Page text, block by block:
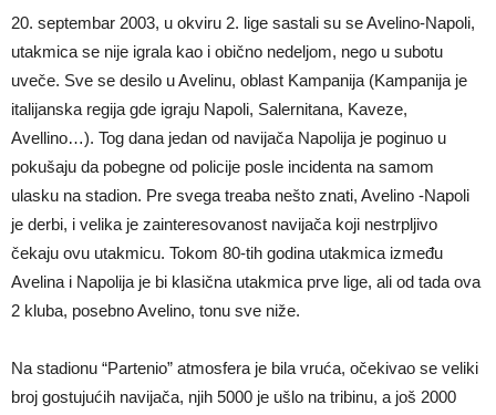
20. septembar 2003, u okviru 2. lige sastali su se Avelino-Napoli,
utakmica se nije igrala kao i obično nedeljom, nego u subotu
uveče. Sve se desilo u Avelinu, oblast Kampanija (Kampanija je
italijanska regija gde igraju Napoli, Salernitana, Kaveze,
Avellino…). Tog dana jedan od navijača Napolija je poginuo u
pokušaju da pobegne od policije posle incidenta na samom
ulasku na stadion. Pre svega treaba nešto znati, Avelino -Napoli
je derbi, i velika je zainteresovanost navijača koji nestrpljivo
čekaju ovu utakmicu. Tokom 80-tih godina utakmica između
Avelina i Napolija je bi klasična utakmica prve lige, ali od tada ova
2 kluba, posebno Avelino, tonu sve niže.
Na stadionu “Partenio” atmosfera je bila vruća, očekivao se veliki
broj gostujućih navijača, njih 5000 je ušlo na tribinu, a još 2000